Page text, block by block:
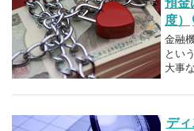
預金
度）
金融
とい
大事
デ